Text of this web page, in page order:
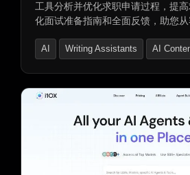
工具分析并优化求职申请过程，提
化面试准备指南和全面反馈，助您从
AI Writing Assistants AI